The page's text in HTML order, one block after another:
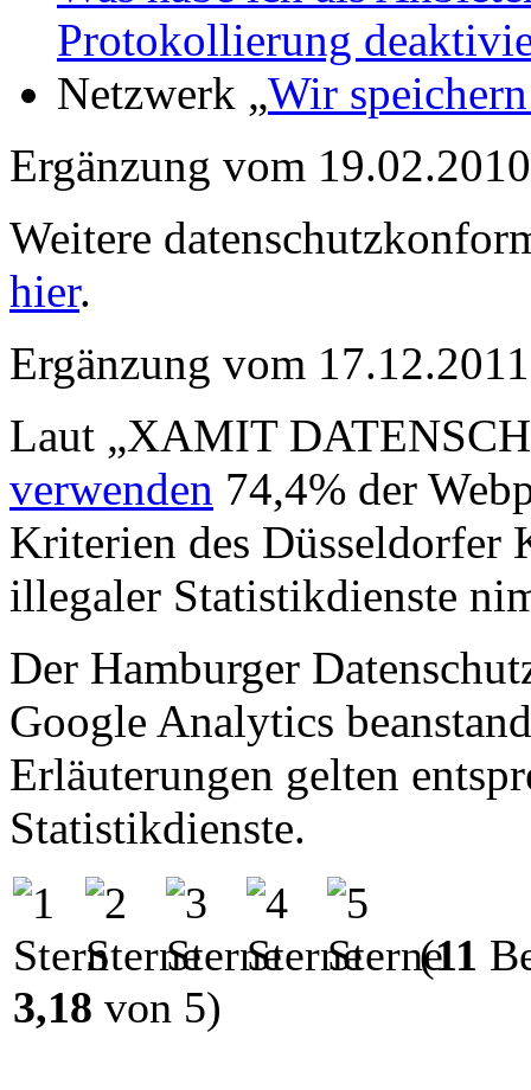
Protokollierung
Netzwerk „Wir
Ergänzung vom
Weitere
hier.
Ergänzung vom
Laut „XAMIT
verwenden 74,4% der
Kriterien des Düsseldorfer
illegaler Statistikdienste
Der Hamburger
Google Analytics
Erläuterungen gelten
Statistikdienste.
(11
3,18 von 5)